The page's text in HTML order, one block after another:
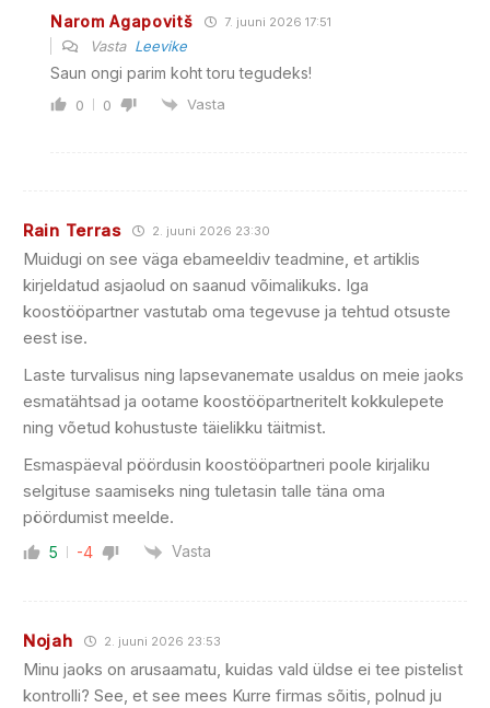
Narom Agapovitš 7. juuni 2026 17:51
Vasta Leevike
Saun ongi parim koht toru tegudeks!
0 0 Vasta
Rain Terras 2. juuni 2026 23:30
Muidugi on see väga ebameeldiv teadmine, et artiklis
kirjeldatud asjaolud on saanud võimalikuks. Iga
koostööpartner vastutab oma tegevuse ja tehtud otsuste
eest ise.
Laste turvalisus ning lapsevanemate usaldus on meie jaoks
esmatähtsad ja ootame koostööpartneritelt kokkulepete
ning võetud kohustuste täielikku täitmist.
Esmaspäeval pöördusin koostööpartneri poole kirjaliku
selgituse saamiseks ning tuletasin talle täna oma
pöördumist meelde.
5 -4 Vasta
Nojah 2. juuni 2026 23:53
Minu jaoks on arusaamatu, kuidas vald üldse ei tee pistelist
kontrolli? See, et see mees Kurre firmas sõitis, polnud ju